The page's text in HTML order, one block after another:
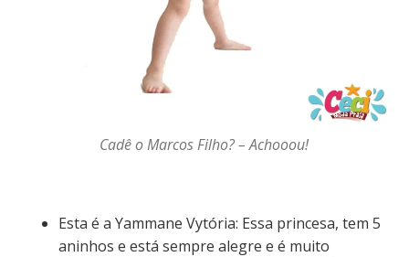
Cadê o Marcos Filho? – Achooou!
Esta é a Yammane Vytória: Essa princesa, tem 5
aninhos e está sempre alegre e é muito